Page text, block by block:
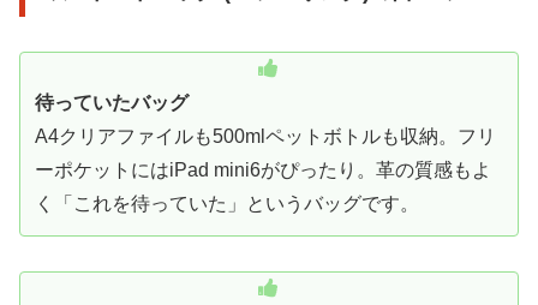
待っていたバッグ
A4クリアファイルも500mlペットボトルも収納。フリ
ーポケットにはiPad mini6がぴったり。革の質感もよ
く「これを待っていた」というバッグです。